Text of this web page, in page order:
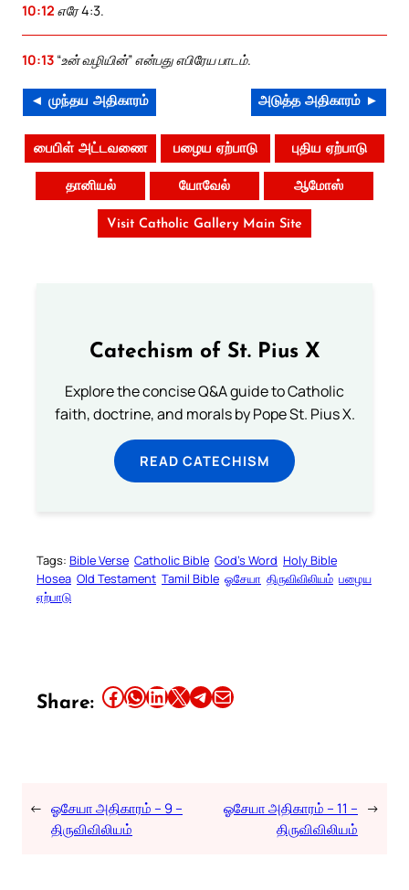
10:12 எரே 4:3.
10:13 “உன் வழியின்” என்பது எபிரேய பாடம்.
◄ முந்தய அதிகாரம் அடுத்த அதிகாரம் ►
பைபிள் அட்டவணை பழைய ஏற்பாடு புதிய ஏற்பாடு
தானியல் யோவேல் ஆமோஸ்
Visit Catholic Gallery Main Site
Catechism of St. Pius X
Explore the concise Q&A guide to Catholic
faith, doctrine, and morals by Pope St. Pius X.
READ CATECHISM
Tags: Bible Verse Catholic Bible God’s Word Holy Bible
Hosea Old Testament Tamil Bible ஓசேயா திருவிவிலியம் பழைய
ஏற்பாடு
Share: Share this article on Facebook Share this article on WhatsApp Share this article on LinkedIn Share this article on X Share this article on TelegramEmail this Article
← ஓசேயா அதிகாரம் – 9 –
திருவிவிலியம்
ஓசேயா அதிகாரம் – 11 –
திருவிவிலியம்
→